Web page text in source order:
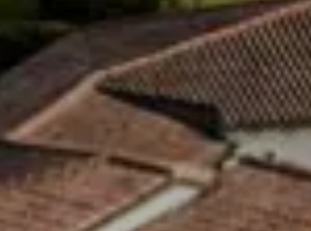
Adulti
2 1
Bambini
0
Reservierung ändern / stornieren